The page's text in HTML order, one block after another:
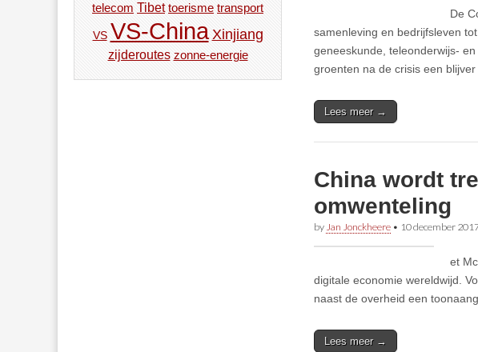
De
samenleving en bedrijfsleven
geneeskunde, teleonderwijs-
groenten na de crisis een
Lees meer →
China wordt
omwenteling
by Jan Jonckheere • 10 december
et
digitale economie wereldwijd.
naast de overheid een
Lees meer →
telecom Tibet toerisme transport
VS VS-China Xinjiang
zijderoutes zonne-energie